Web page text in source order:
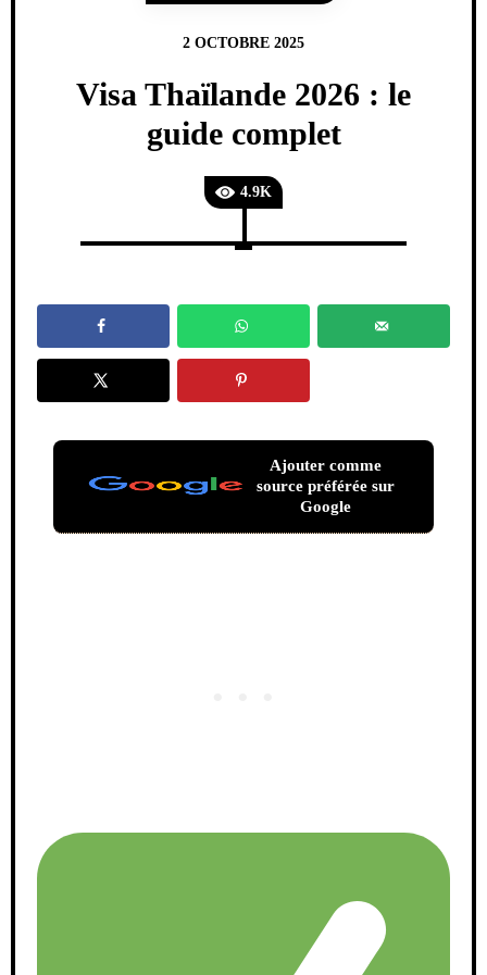
2 OCTOBRE 2025
Visa Thaïlande 2026 : le
guide complet
4.9K
Ajouter comme
source préférée sur
Google